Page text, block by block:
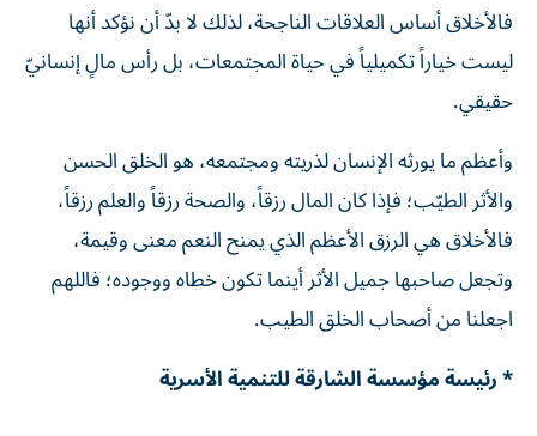
فالأخلاق أساس العلاقات الناجحة، لذلك لا بدّ أن نؤكد أنها
ليست خياراً تكميلياً في حياة المجتمعات، بل رأس مالٍ إنسانيّ
حقيقي.
وأعظم ما يورثه الإنسان لذريته ومجتمعه، هو الخلق الحسن
والأثر الطيّب؛ فإذا كان المال رزقاً، والصحة رزقاً والعلم رزقاً،
فالأخلاق هي الرزق الأعظم الذي يمنح النعم معنى وقيمة،
وتجعل صاحبها جميل الأثر أينما تكون خطاه ووجوده؛ فاللهم
اجعلنا من أصحاب الخلق الطيب.
* رئيسة مؤسسة الشارقة للتنمية الأسرية